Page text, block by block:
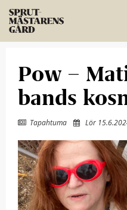
Pow –
bands
 Tapahtuma  Lör